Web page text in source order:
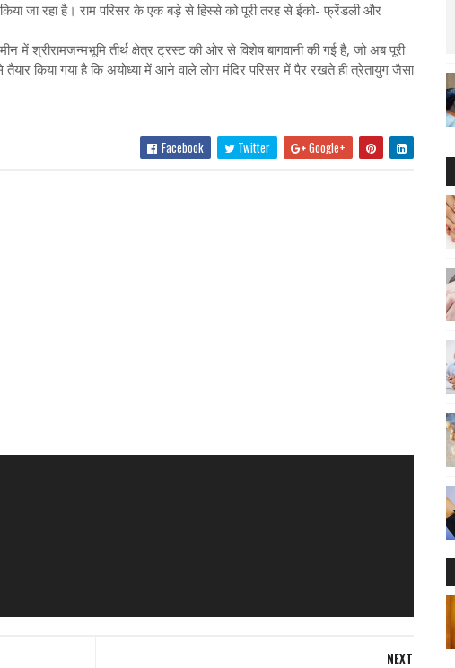
जा रहा है। राम परिसर के एक बड़े से हिस्से को पूरी तरह से ईको- फ्रेंडली और
में श्रीरामजन्मभूमि तीर्थ क्षेत्र ट्रस्ट की ओर से विशेष बागवानी की गई है, जो अब पूरी
किया गया है कि अयोध्या में आने वाले लोग मंदिर परिसर में पैर रखते ही त्रेतायुग जैसा
Facebook Twitter Google+
NEXT